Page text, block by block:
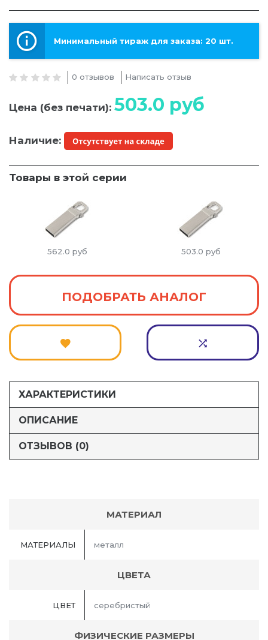
Минимальный тираж для заказа: 20 шт.
0 отзывов Написать отзыв
Цена (без печати): 503.0 руб
Наличие:
Товары в этой серии
562.0 руб 503.0 руб
ПОДОБРАТЬ АНАЛОГ
ХАРАКТЕРИСТИКИ
ОПИСАНИЕ
ОТЗЫВОВ (0)
МАТЕРИАЛ
МАТЕРИАЛЫ металл
ЦВЕТА
ЦВЕТ серебристый
ФИЗИЧЕСКИЕ РАЗМЕРЫ